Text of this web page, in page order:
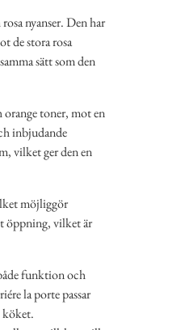
nyanser. Den har
de stora rosa
sätt som den
orange toner, mot en
inbjudande
vilket ger den en
möjliggör
öppning, vilket är
funktion och
la porte passar
köket.